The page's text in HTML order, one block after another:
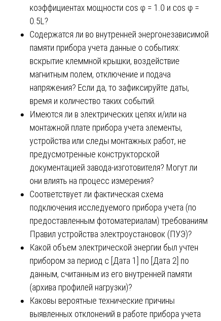
коэффициентах мощности cos φ = 1.0 и cos φ =
0.5L?
Содержатся ли во внутренней энергонезависимой
памяти прибора учета данные о событиях:
вскрытие клеммной крышки, воздействие
магнитным полем, отключение и подача
напряжения? Если да, то зафиксируйте даты,
время и количество таких событий.
Имеются ли в электрических цепях и/или на
монтажной плате прибора учета элементы,
устройства или следы монтажных работ, не
предусмотренные конструкторской
документацией завода-изготовителя? Могут ли
они влиять на процесс измерения?
Соответствует ли фактическая схема
подключения исследуемого прибора учета (по
предоставленным фотоматериалам) требованиям
Правил устройства электроустановок (ПУЭ)?
Какой объем электрической энергии был учтен
прибором за период с [Дата 1] по [Дата 2] по
данным, считанным из его внутренней памяти
(архива профилей нагрузки)?
Каковы вероятные технические причины
выявленных отклонений в работе прибора учета